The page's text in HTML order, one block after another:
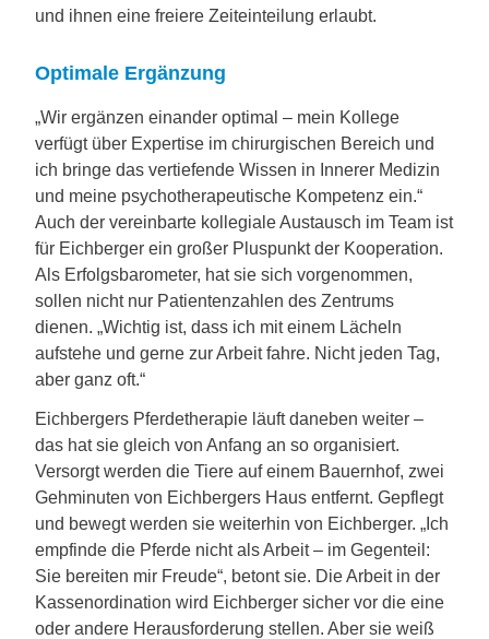
und ihnen eine freiere Zeiteinteilung erlaubt.
Optimale Ergänzung
„Wir ergänzen einander optimal – mein Kollege
verfügt über Expertise im chirurgischen Bereich und
ich bringe das vertiefende Wissen in Innerer Medizin
und meine psychotherapeutische Kompetenz ein.“
Auch der vereinbarte kollegiale Austausch im Team ist
für Eichberger ein großer Pluspunkt der Kooperation.
Als Erfolgsbarometer, hat sie sich vorgenommen,
sollen nicht nur Patientenzahlen des Zentrums
dienen. „Wichtig ist, dass ich mit einem Lächeln
aufstehe und gerne zur Arbeit fahre. Nicht jeden Tag,
aber ganz oft.“
Eichbergers Pferdetherapie läuft daneben weiter –
das hat sie gleich von Anfang an so organisiert.
Versorgt werden die Tiere auf einem Bauernhof, zwei
Gehminuten von Eichbergers Haus entfernt. Gepflegt
und bewegt werden sie weiterhin von Eichberger. „Ich
empfinde die Pferde nicht als Arbeit – im Gegenteil:
Sie bereiten mir Freude“, betont sie. Die Arbeit in der
Kassenordination wird Eichberger sicher vor die eine
oder andere Herausforderung stellen. Aber sie weiß